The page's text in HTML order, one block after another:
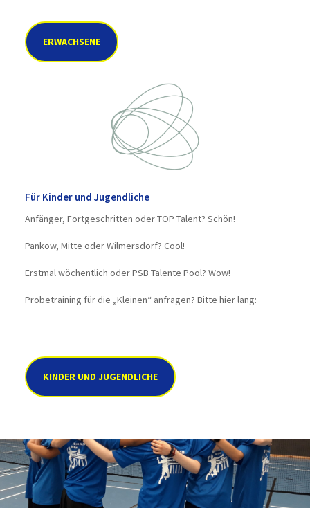
ERWACHSENE
Für Kinder und Jugendliche
Anfänger, Fortgeschritten oder TOP Talent? Schön!
Pankow, Mitte oder Wilmersdorf? Cool!
Erstmal wöchentlich oder PSB Talente Pool? Wow!
Probetraining für die „Kleinen“ anfragen? Bitte hier lang:
KINDER UND JUGENDLICHE